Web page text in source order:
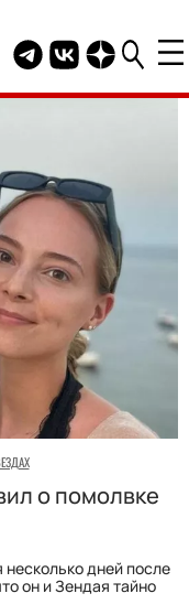
Telegram канал
Группа HELLO
Канал
о помолвке
дней после
он и Зендая тайно